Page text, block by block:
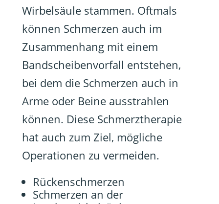
Wirbelsäule stammen. Oftmals
können Schmerzen auch im
Zusammenhang mit einem
Bandscheibenvorfall entstehen,
bei dem die Schmerzen auch in
Arme oder Beine ausstrahlen
können. Diese Schmerztherapie
hat auch zum Ziel, mögliche
Operationen zu vermeiden.
Rückenschmerzen
Schmerzen an der